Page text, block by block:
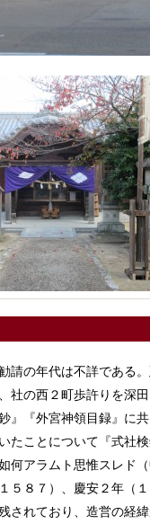
請の年代は不詳である
社の西２町歩許りを深
』『外宮神領目録』に
たことについて『式社
何アラムト思惟スレド
５８７）、慶安２年（
されており、造営の経